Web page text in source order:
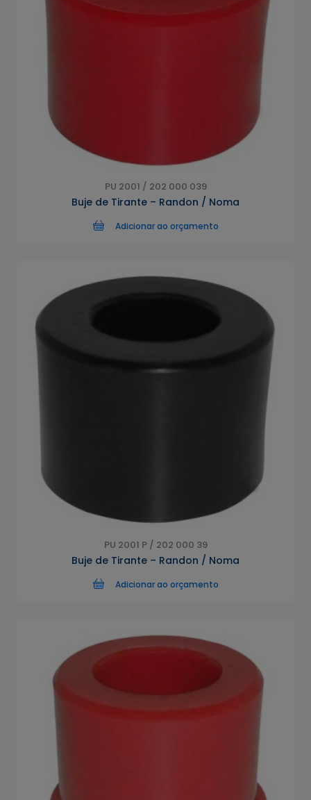
PU 2001 / 202 000 039
Buje de Tirante – Randon / Noma
Adicionar ao orçamento
PU 2001 P / 202 000 39
Buje de Tirante – Randon / Noma
Adicionar ao orçamento